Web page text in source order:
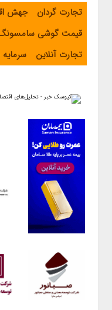
تجارت گردان
جهش
قیمت گوشی
تجارت آنلاین
سرمایه